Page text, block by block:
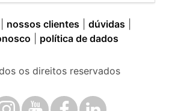
nossos clientes dúvidas
política de dados
os direitos reservados